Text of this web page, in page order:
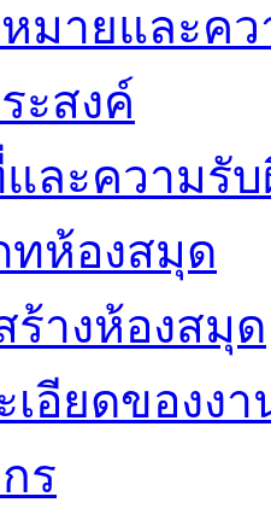
มายและค
ะสงค์
ละความรั
ทห้องสมุด
ร้างห้องสมุด
เอียดของง
ร